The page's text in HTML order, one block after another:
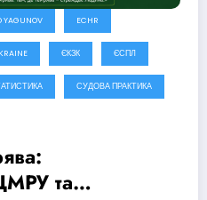
YAGUNOV ECHR
ЄКЗК ЄСПЛ
СУДОВА ПРАКТИКА
та